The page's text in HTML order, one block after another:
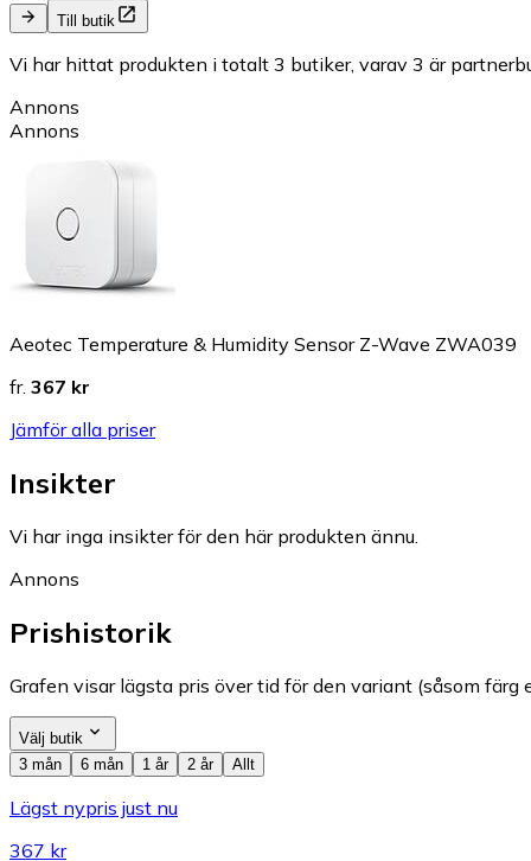
Till butik
Vi har hittat produkten i totalt 3 butiker, varav 3 är
Annons
Annons
Aeotec Temperature & Humidity Sensor Z-Wave ZWA039
fr. 367 kr
Jämför alla priser
Insikter
Vi har inga insikter för den här produkten ännu.
Annons
Prishistorik
Grafen visar lägsta pris över tid för den variant (såsom
Välj butik
3 mån
6 mån 1 år 2 år Allt
Lägst nypris just nu
367 kr